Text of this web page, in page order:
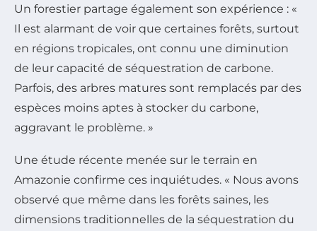
Un forestier partage également son expérience : «
Il est alarmant de voir que certaines forêts, surtout
en régions tropicales, ont connu une diminution
de leur capacité de séquestration de carbone.
Parfois, des arbres matures sont remplacés par des
espèces moins aptes à stocker du carbone,
aggravant le problème. »
Une étude récente menée sur le terrain en
Amazonie confirme ces inquiétudes. « Nous avons
observé que même dans les forêts saines, les
dimensions traditionnelles de la séquestration du